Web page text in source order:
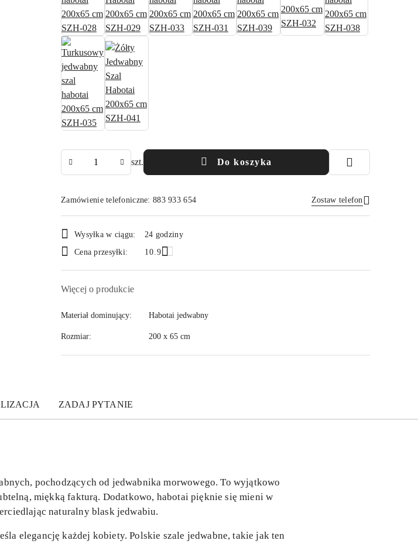
szt. Do koszyka
Zamówienie telefoniczne: 883 933 654 Zostaw telefon
Wyślij
Dostępność
i
Wysyłka w ciągu:
24 godziny
Cena przesyłki:
10.9
Więcej o produkcie
Materiał dominujący: Habotai jedwabny
Rozmiar: 200 x 65 cm
ZADAJ PYTANIE
pochodzących od jedwabnika morwowego. To wyjątkowo
miękką fakturą. Dodatkowo, habotai pięknie się mieni w
naturalny blask jedwabiu.
elegancję każdej kobiety. Polskie szale jedwabne, takie jak ten